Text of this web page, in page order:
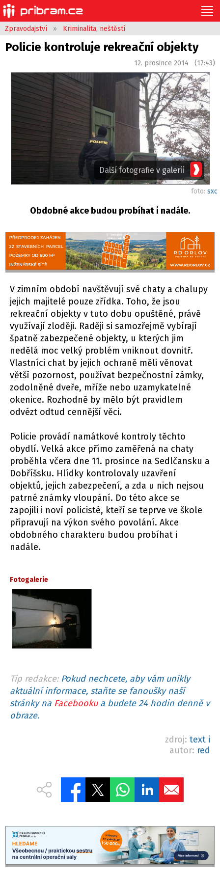
Zpravodajství » Kriminalita, neštěstí
Policie kontroluje rekreační objekty
12. prosince 2014 (17:43)
Další fotografie v galerii
foto: sxc
Obdobné akce budou probíhat i nadále.
V zimním období navštěvují své chaty a chalupy
jejich majitelé pouze zřídka. Toho, že jsou
rekreační objekty v tuto dobu opuštěné, právě
využívají zloději. Raději si samozřejmě vybírají
špatně zabezpečené objekty, u kterých jim
nedělá moc velký problém vniknout dovnitř.
Vlastníci chat by jejich ochraně měli věnovat
větší pozornost, používat bezpečnostní zámky,
zodolněné dveře, mříže nebo uzamykatelné
okenice. Rozhodně by mělo být pravidlem
odvézt odtud cennější věci.
Policie provádí namátkové kontroly těchto
obydlí. Velká akce přímo zaměřená na chaty
proběhla včera dne 11. prosince na Sedlčansku a
Dobříšsku. Hlídky kontrolovaly uzavření
objektů, jejich zabezpečení, a zda u nich nejsou
patrné známky vloupání. Do této akce se
zapojili i noví policisté, kteří se teprve ve škole
připravují na výkon svého povolání. Akce
obdobného charakteru budou probíhat i
nadále.
Fotogalerie
Tip redakce: Pokud nechcete, aby vám unikly
aktuální informace, staňte se fanoušky naší
stránky na Facebookua budete 24 hodin denně v
obraze.
zdroj: text i
autor: red